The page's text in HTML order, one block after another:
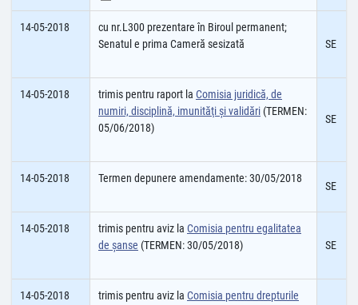
14-05-2018
cu nr.L300 prezentare în Biroul permanent;
Senatul e prima Cameră sesizată
SE
14-05-2018 trimis pentru raport la Comisia juridică, de
numiri, disciplină, imunităţi şi validări (TERMEN:
05/06/2018)
SE
14-05-2018 Termen depunere amendamente: 30/05/2018
SE
14-05-2018 trimis pentru aviz la Comisia pentru egalitatea
de şanse (TERMEN: 30/05/2018) SE
14-05-2018 trimis pentru aviz la Comisia pentru drepturile